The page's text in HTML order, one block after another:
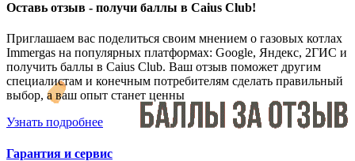
Оставь отзыв - получи баллы в Caius Club!
Приглашаем вас поделиться своим мнением о газовых котлах
Immergas на популярных платформах: Google, Яндекс, 2ГИС и
получить баллы в Caius Club. Ваш отзыв поможет другим
специалистам и конечным потребителям сделать правильный
выбор, а ваш опыт станет ценны
Узнать подробнее
Гарантия и сервис